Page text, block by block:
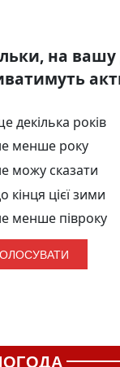
на
декілька років
менше року
можу сказати
кінця цієї зими
менше півроку